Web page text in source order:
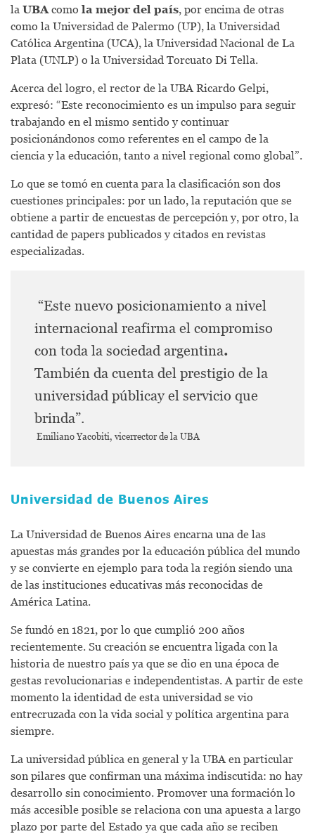
la UBA como la mejor del país, por encima de otras
como la Universidad de Palermo (UP), la Universidad
Católica Argentina (UCA), la Universidad Nacional de La
Plata (UNLP) o la Universidad Torcuato Di Tella.
Acerca del logro, el rector de la UBA Ricardo Gelpi,
expresó: “Este reconocimiento es un impulso para seguir
trabajando en el mismo sentido y continuar
posicionándonos como referentes en el campo de la
ciencia y la educación, tanto a nivel regional como global”.
Lo que se tomó en cuenta para la clasificación son dos
cuestiones principales: por un lado, la reputación que se
obtiene a partir de encuestas de percepción y, por otro, la
cantidad de papers publicados y citados en revistas
especializadas.
“Este nuevo posicionamiento a nivel
internacional reafirma el compromiso
con toda la sociedad argentina.
También da cuenta del prestigio de la
universidad públicay el servicio que
brinda”.
Emiliano Yacobiti, vicerrector de la UBA
Universidad de Buenos Aires
La Universidad de Buenos Aires encarna una de las
apuestas más grandes por la educación pública del mundo
y se convierte en ejemplo para toda la región siendo una
de las instituciones educativas más reconocidas de
América Latina.
Se fundó en 1821, por lo que cumplió 200 años
recientemente. Su creación se encuentra ligada con la
historia de nuestro país ya que se dio en una época de
gestas revolucionarias e independentistas. A partir de este
momento la identidad de esta universidad se vio
entrecruzada con la vida social y política argentina para
siempre.
La universidad pública en general y la UBA en particular
son pilares que confirman una máxima indiscutida: no hay
desarrollo sin conocimiento. Promover una formación lo
más accesible posible se relaciona con una apuesta a largo
plazo por parte del Estado ya que cada año se reciben